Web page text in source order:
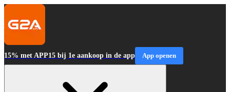
15% met APP15 bij 1e aankoop in de app App openen